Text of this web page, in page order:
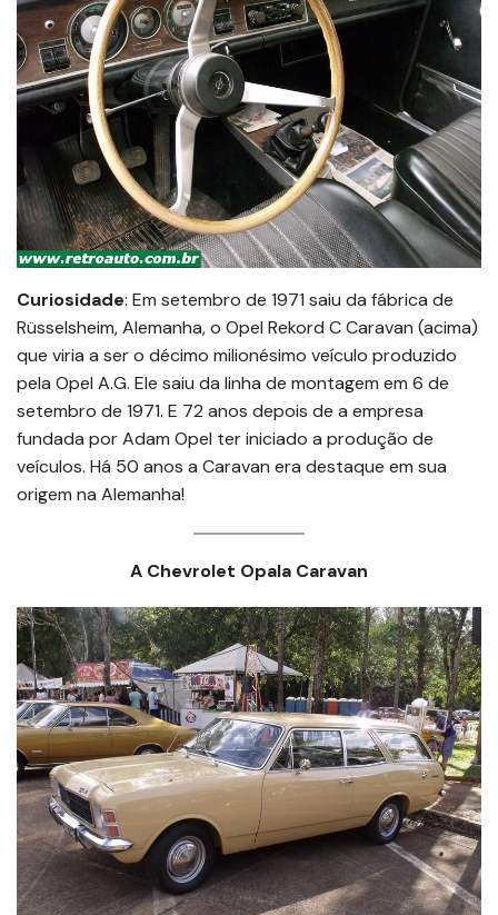
Curiosidade: Em setembro de 1971 saiu da fábrica de
Rüsselsheim, Alemanha, o Opel Rekord C Caravan (acima)
que viria a ser o décimo milionésimo veículo produzido
pela Opel A.G. Ele saiu da linha de montagem em 6 de
setembro de 1971. E 72 anos depois de a empresa
fundada por Adam Opel ter iniciado a produção de
veículos. Há 50 anos a Caravan era destaque em sua
origem na Alemanha!
A Chevrolet Opala Caravan